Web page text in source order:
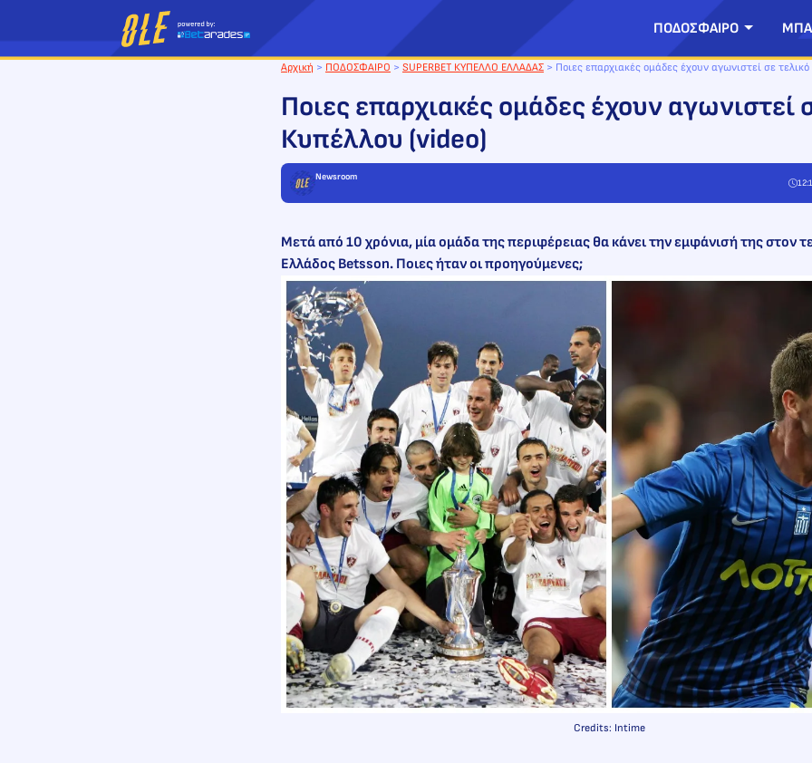
περιεχόμενο
ΠΟΔΟΣΦΑΙΡΟ
Αρχική > ΠΟΔΟΣΦΑΙΡΟ > SUPERBET ΚΥΠΕΛΛΟ ΕΛΛΑΔΑΣ > Ποιες επαρχιακές ομάδες έχουν αγωνιστεί σε
Ποιες επαρχιακές ομάδες έχουν αγωνιστεί
Κυπέλλου (video)
Newsroom
Μετά από 10 χρόνια, μία ομάδα της περιφέρειας θα κάνει την εμφάνισή της στον
Ελλάδος Betsson. Ποιες ήταν οι προηγούμενες;
Credits: Intime